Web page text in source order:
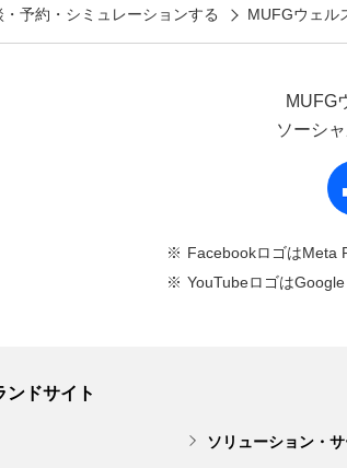
・予約・シミュレーションする MUFGウェル
MUFG
ソーシ
FacebookロゴはMeta
YouTubeロゴは
ンドサイト
ソリューション・